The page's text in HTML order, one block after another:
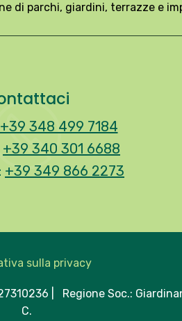
di parchi, giardini, terrazze e
+39 348 499 7184
+39 340 301 6688
+39 349 866 2273
sulla privacy
| Regione Soc.:
C.